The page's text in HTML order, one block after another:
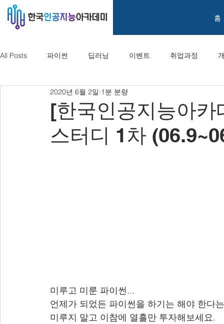
홈
All Posts 파이썬 딥러닝 이벤트 취업과정
[한국인공지능아
스터디 1차
2020년 6월 2일 1분 분량
미루고 미룬 파이썬...
언제가 되었든 파이썬을 하기는 해야 한다
미루지 말고 이참에 열흘만 투자해보세요.